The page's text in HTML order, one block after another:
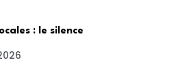
: le silence